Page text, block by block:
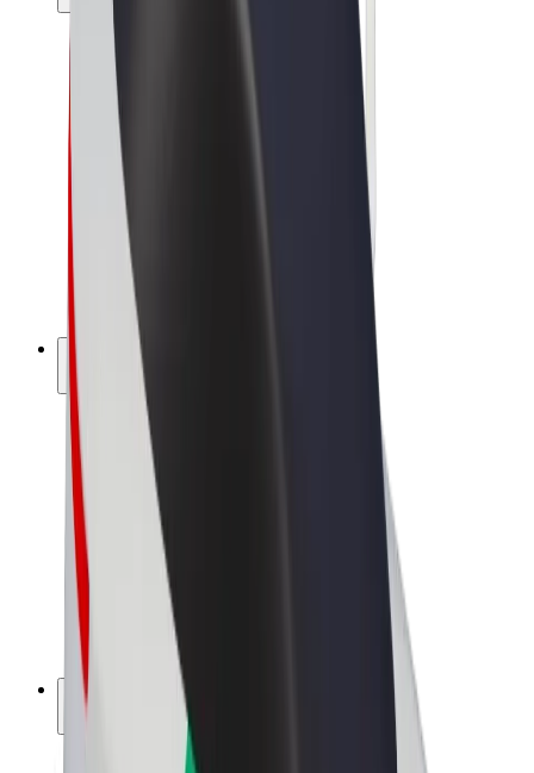
Corse
Monopattini
Bolt Market
Bolt Food
Bolt Drive
Bolt per le aziende
Bicicletta elettrica
Bolt Plus
Collabora con Bolt
Autisti
Ricavi autista
Corriere
Ricavi corriere
Esercenti Bolt Food
Franchise
Società
Lavora con noi